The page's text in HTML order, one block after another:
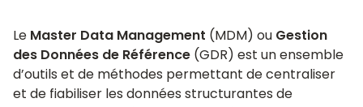
Le Master Data Management (MDM) ou Gestion
des Données de Référence (GDR) est un ensemble
d’outils et de méthodes permettant de centraliser
et de fiabiliser les données structurantes de